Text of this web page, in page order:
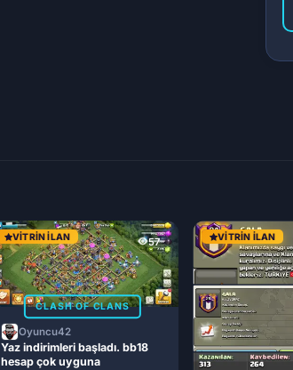
57
VITRIN İLAN
CLASH OF CLANS
Oyuncu42
Yaz indirimleri başladı. bb18
hesap çok uyguna
VITRIN İLAN